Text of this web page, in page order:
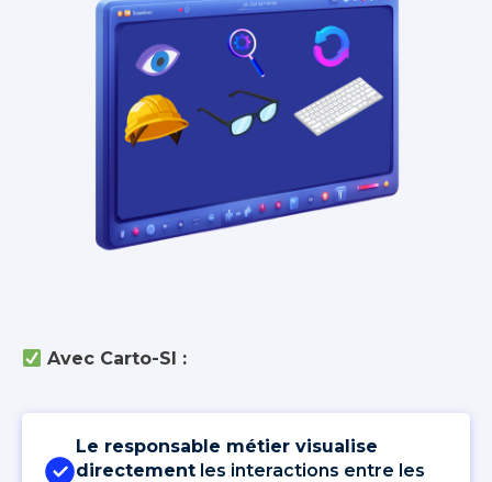
Avec Carto-SI :
Le responsable métier visualise
directement les interactions entre les